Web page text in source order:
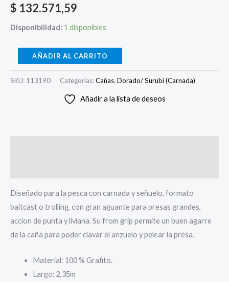
$ 132.571,59
Disponibilidad: 1 disponibles
AÑADIR AL CARRITO
SKU: 113190 Categorías:Cañas, Dorado/ Surubí (Carnada)
Añadir a la lista de deseos
Diseñado para la pesca con carnada y señuelo, formato
baitcast o trolling, con gran aguante para presas grandes,
accion de punta y liviana. Su from grip permite un buen agarre
de la caña para poder clavar el anzuelo y pelear la presa.
Material: 100 % Grafito.
Largo: 2,35m